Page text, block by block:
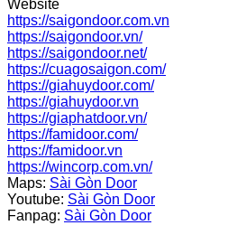
Website
https://saigondoor.com.vn
https://saigondoor.vn/
https://saigondoor.net/
https://cuagosaigon.com/
https://giahuydoor.com/
https://giahuydoor.vn
https://giaphatdoor.vn/
https://famidoor.com/
https://famidoor.vn
https://wincorp.com.vn/
Maps: Sài Gòn Door
Youtube: Sài Gòn Door
Fanpag: Sài Gòn Door